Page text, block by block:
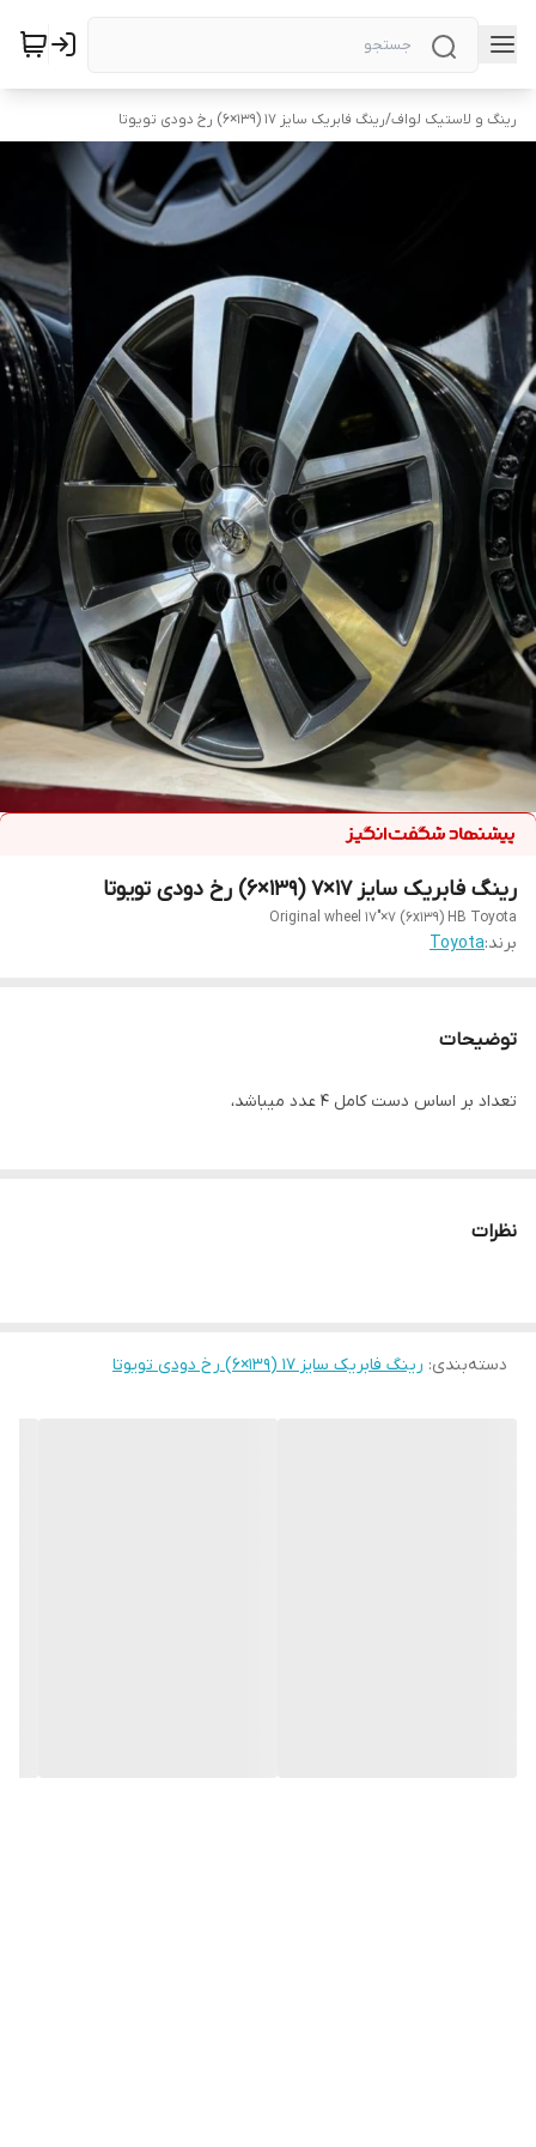
رینگ و لاستیک لواف/رینگ فابریک سایز ۱۷ (۱39×۶) رخ دودی تویوتا
رینگ فابریک سایز ۱۷×۷ (۱۳۹×۶) رخ دودی تویوتا
Original wheel 17"×7 (6x139) HB Toyota
برند:Toyota
توضیحات
تعداد بر اساس دست کامل ۴ عدد میباشد،
نظرات
دسته‌بندی: رینگ فابریک سایز ۱۷ (۱39×۶) رخ دودی تویوتا